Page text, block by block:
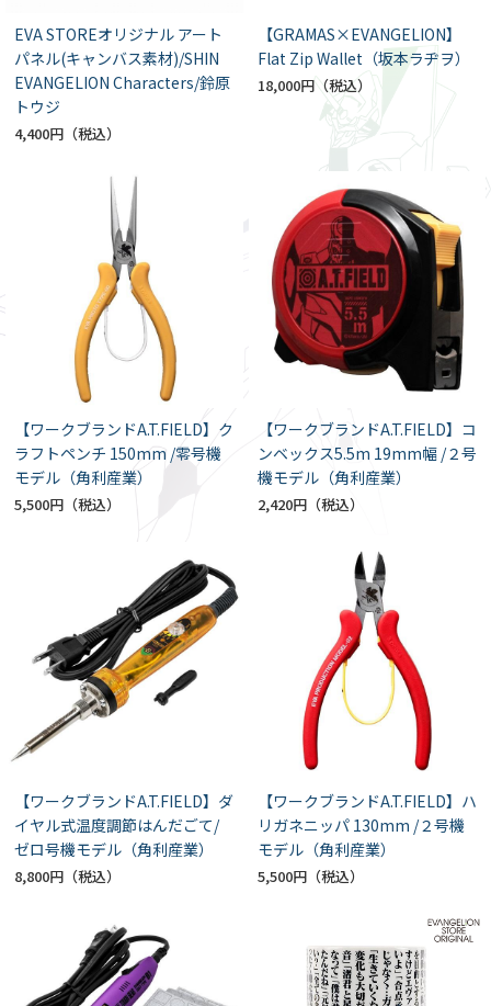
EVA STOREオリジナル アート
パネル(キャンバス素材)/SHIN
EVANGELION Characters/鈴原
トウジ
4,400円
【GRAMAS×EVANGELION】
Flat Zip Wallet（坂本ラヂヲ）
18,000円
【ワークブランドA.T.FIELD】ク
ラフトペンチ 150mm /零号機
モデル（角利産業）
5,500円
【ワークブランドA.T.FIELD】コ
ンベックス5.5m 19mm幅 /２号
機モデル（角利産業）
2,420円
【ワークブランドA.T.FIELD】ダ
イヤル式温度調節はんだごて/
ゼロ号機モデル（角利産業）
8,800円
【ワークブランドA.T.FIELD】ハ
リガネニッパ 130mm /２号機
モデル（角利産業）
5,500円